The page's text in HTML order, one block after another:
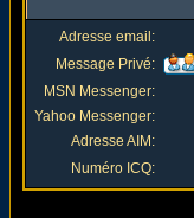
Adresse email:
Message Privé:
MSN Messenger:
Yahoo Messenger:
Adresse AIM:
Numéro ICQ: